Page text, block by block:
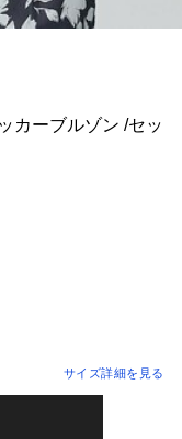
カーブルゾン /セッ
サイズ詳細を見る